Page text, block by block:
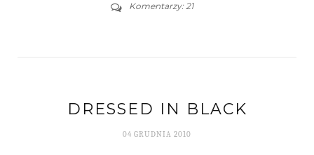
Komentarzy: 21
DRESSED IN BLACK
04 GRUDNIA 2010